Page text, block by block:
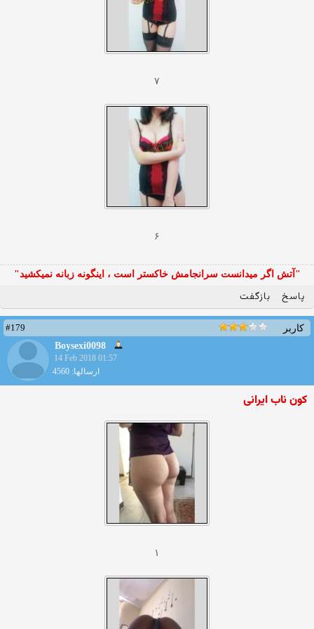
۷
۶
"آتش اگر ميدانست سرانجامش خاكستر است ، اينگونه زبانه نميكشيد"
پاسخ بازگفت
کاربر
#179
Boysexi0098
14 Feb 2018 01:57
ارسالها: 4560
کون ناب ایرانی
۱